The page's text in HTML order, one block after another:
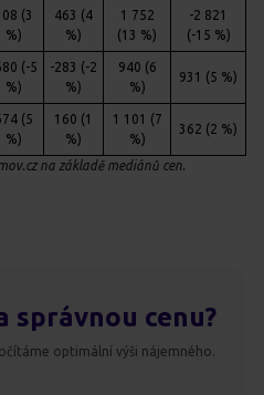
(3
%)
463 (4
%)
1 752
(13 %)
-2 821
(-15 %)
(-5
%)
-283 (-2
%)
940 (6
%)
931 (5 %)
(5
%)
160 (1
%)
1 101 (7
%)
362 (2 %)
na základě mediánů cen.
správnou cenu?
optimální výši nájemného.